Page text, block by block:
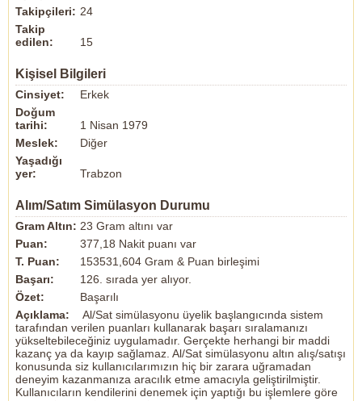
Takipçileri: 24
Takip
edilen:
15
Kişisel Bilgileri
Cinsiyet:
Erkek
Doğum
tarihi:
1 Nisan 1979
Meslek:
Diğer
Yaşadığı
yer:
Trabzon
Alım/Satım Simülasyon Durumu
Gram Altın: 23 Gram altını var
Puan:
377,18 Nakit puanı var
T. Puan:
153531,604 Gram & Puan birleşimi
Başarı:
126. sırada yer alıyor.
Özet:
Başarılı
Açıklama:
Al/Sat simülasyonu üyelik başlangıcında sistem
tarafından verilen puanları kullanarak başarı sıralamanızı
yükseltebileceğiniz uygulamadır. Gerçekte herhangi bir maddi
kazanç ya da kayıp sağlamaz. Al/Sat simülasyonu altın alış/satışı
konusunda siz kullanıcılarımızın hiç bir zarara uğramadan
deneyim kazanmanıza aracılık etme amacıyla geliştirilmiştir.
Kullanıcıların kendilerini denemek için yaptığı bu işlemlere göre